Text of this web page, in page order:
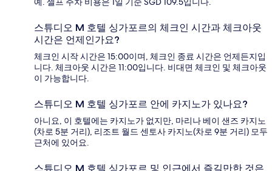
스튜디오 M 호텔 싱가포르의 체크인 시간과 체크아웃
시간은 언제인가요?
체크인 시작 시간은 15:00이며, 체크인 종료 시간은 언제든지입
니다. 체크아웃 시간은 11:00입니다. 비대면 체크인 및 체크아웃
이 가능합니다.
스튜디오 M 호텔 싱가포르 안에 카지노가 있나요?
아니요, 이 호텔에는 카지노가 없지만, 마리나 베이 샌즈 카지노
(차로 5분 거리), 리조트 월드 센토사 카지노(차로 9분 거리) 모두
근처에 있어요.
스튜디오 M 호텔 싱가포르 및 인근에서 즐길만한 것은